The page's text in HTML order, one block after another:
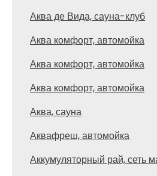
Аква де Вида, сауна-клуб
Аква комфорт, автомойка
Аква комфорт, автомойка
Аква комфорт, автомойка
Аква, сауна
Аквафреш, автомойка
Аккумуляторный рай, сеть